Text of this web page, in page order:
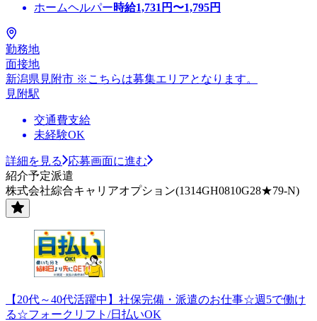
ホームヘルパー時給1,731 円〜1,795円
勤務地
面接地
新潟県見附市 ※こちらは募集エリアとなります。
見附駅
交通費支給
未経験OK
詳細を見る
応募画面に進む
紹介予定派遣
株式会社綜合キャリアオプション(1314GH0810G28★79-N)
【20代～40代活躍中】社保完備・派遣のお仕事☆週5で働け
る☆フォークリフト/日払いOK